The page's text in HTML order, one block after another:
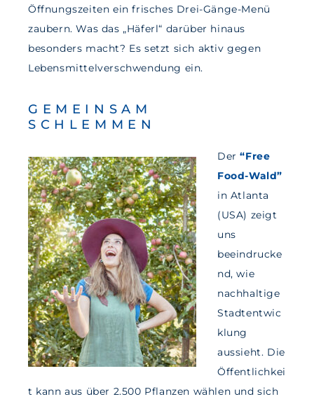
Öffnungszeiten ein frisches Drei-Gänge-Menü
zaubern. Was das „Häferl“ darüber hinaus
besonders macht? Es setzt sich aktiv gegen
Lebensmittelverschwendung ein.
GEMEINSAM
SCHLEMMEN
Der“Free
Food-Wald”
in Atlanta
(USA) zeigt
uns
beeindrucke
nd, wie
nachhaltige
Stadtentwic
klung
aussieht. Die
Öffentlichkei
t kann aus über 2.500 Pflanzen wählen und sich